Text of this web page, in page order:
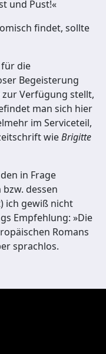
und Pust!«
findet, sollte
für die
Begeisterung
Verfügung stellt,
man sich hier
im Serviceteil,
wieBrigitte
in Frage
dessen
ich gewiß nicht
Empfehlung: »Die
Romans
sprachlos.